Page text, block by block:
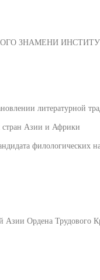
ЗНАМЕНИ
литературной
стран Азии и Африки
филологических
Азии Ордена Трудового